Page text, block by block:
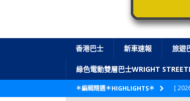
香港巴士 新車速報 旅遊
綠色電動雙層巴士WRIGHT
＊編輯精選＊HIGHLIGHTS＊ [